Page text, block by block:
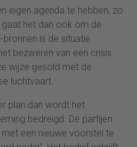
eigen agenda te hebben, zo
het dan ook om de
is de situatie
bezweren van een crisis.
wijze gesold met de
luchtvaart.
plan dan wordt het
bedreigd. De partijen
een nieuwe voorstel te